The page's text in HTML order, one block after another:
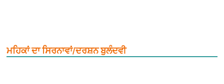
ਮਹਿਕਾਂ ਦਾ ਸਿਰਨਾਵਾਂ/ਦਰਸ਼ਨ ਬੁਲੰਦਵੀ